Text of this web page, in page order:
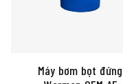
Máy bơm bọt đứng